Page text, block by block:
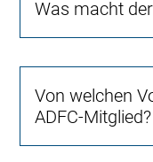
Was macht
Von welchen
ADFC-Mitglied?